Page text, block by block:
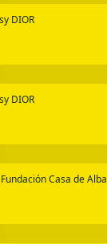
DIOR
DIOR
Casa de Alba